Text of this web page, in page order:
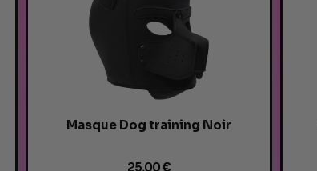
Masque Dog training Noir
25,00 €